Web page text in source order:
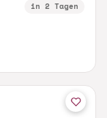
in 2 Tagen